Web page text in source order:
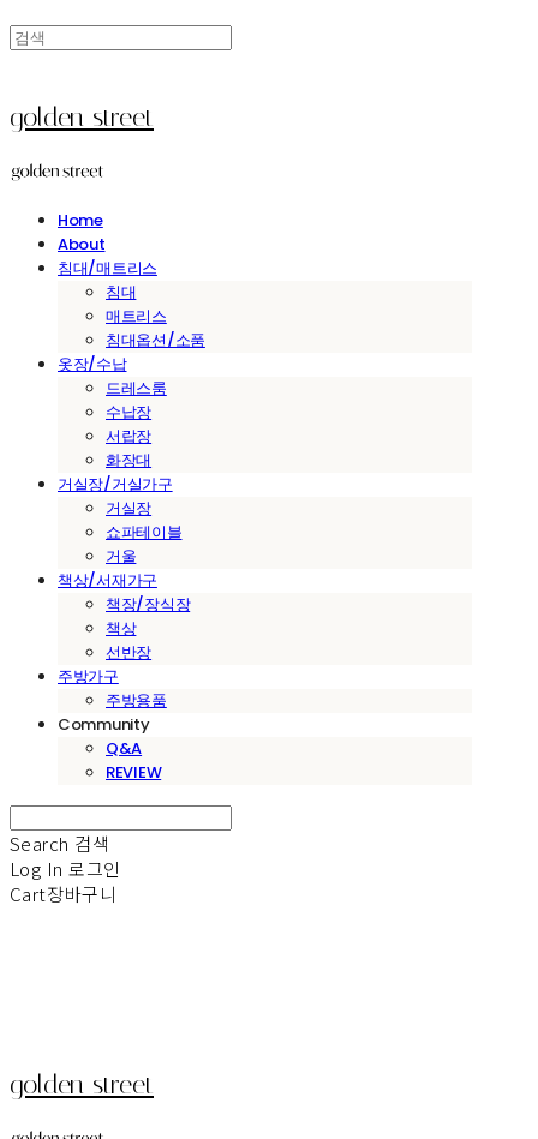
golden street
Home
About
침대/매트리스
침대
매트리스
침대옵션/소품
옷장/수납
드레스룸
수납장
서랍장
화장대
거실장/거실가구
거실장
쇼파테이블
거울
책상/서재가구
책장/장식장
책상
선반장
주방가구
주방용품
Community
Q&A
REVIEW
Search 검색
Log In 로그인
Cart장바구니
golden street